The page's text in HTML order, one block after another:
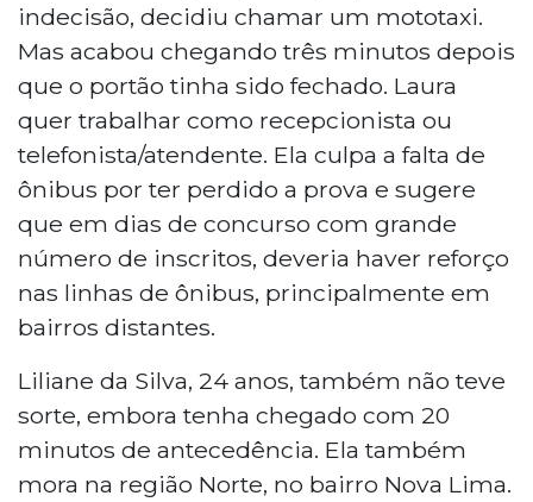
indecisão, decidiu chamar um mototaxi.
Mas acabou chegando três minutos depois
que o portão tinha sido fechado. Laura
quer trabalhar como recepcionista ou
telefonista/atendente. Ela culpa a falta de
ônibus por ter perdido a prova e sugere
que em dias de concurso com grande
número de inscritos, deveria haver reforço
nas linhas de ônibus, principalmente em
bairros distantes.
Liliane da Silva, 24 anos, também não teve
sorte, embora tenha chegado com 20
minutos de antecedência. Ela também
mora na região Norte, no bairro Nova Lima.